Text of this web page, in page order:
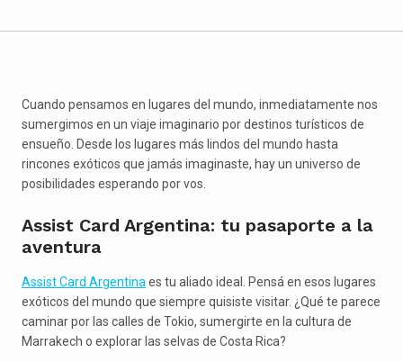
Cuando pensamos en lugares del mundo, inmediatamente nos
sumergimos en un viaje imaginario por destinos turísticos de
ensueño. Desde los lugares más lindos del mundo hasta
rincones exóticos que jamás imaginaste, hay un universo de
posibilidades esperando por vos.
Assist Card Argentina: tu pasaporte a la
aventura
Assist Card Argentina es tu aliado ideal. Pensá en esos lugares
exóticos del mundo que siempre quisiste visitar. ¿Qué te parece
caminar por las calles de Tokio, sumergirte en la cultura de
Marrakech o explorar las selvas de Costa Rica?